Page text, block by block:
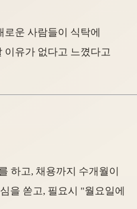
운 사람들이 식탁에
이유가 없다고 느꼈다고
하고, 채용까지 수개월이
을 쏟고, 필요시 "월요일에